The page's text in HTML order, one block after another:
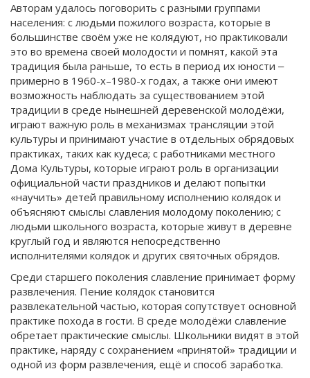
Авторам удалось поговорить с разными группами
населения: с людьми пожилого возраста, которые в
большинстве своём уже не колядуют, но практиковали
это во времена своей молодости и помнят, какой эта
традиция была раньше, то есть в период их юности ‒
примерно в 1960-х–1980-х годах, а также они имеют
возможность наблюдать за существованием этой
традиции в среде нынешней деревенской молодёжи,
играют важную роль в механизмах трансляции этой
культуры и принимают участие в отдельных обрядовых
практиках, таких как кудеса; с работниками местного
Дома Культуры, которые играют роль в организации
официальной части праздников и делают попытки
«научить» детей правильному исполнению колядок и
объясняют смыслы славления молодому поколению; с
людьми школьного возраста, которые живут в деревне
круглый год и являются непосредственно
исполнителями колядок и других святочных обрядов.
Среди старшего поколения славление принимает форму
развлечения. Пение колядок становится
развлекательной частью, которая сопутствует основной
практике похода в гости. В среде молодёжи славление
обретает практические смыслы. Школьники видят в этой
практике, наряду с сохранением «принятой» традиции и
одной из форм развлечения, ещё и способ заработка.